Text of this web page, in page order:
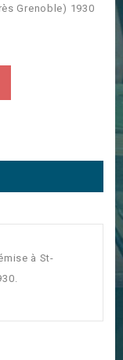
Grenoble) 1930
à St-